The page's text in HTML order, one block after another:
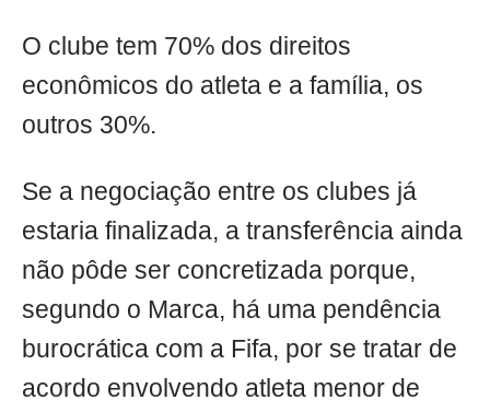
O clube tem 70% dos direitos
econômicos do atleta e a família, os
outros 30%.
Se a negociação entre os clubes já
estaria finalizada, a transferência ainda
não pôde ser concretizada porque,
segundo o Marca, há uma pendência
burocrática com a Fifa, por se tratar de
acordo envolvendo atleta menor de